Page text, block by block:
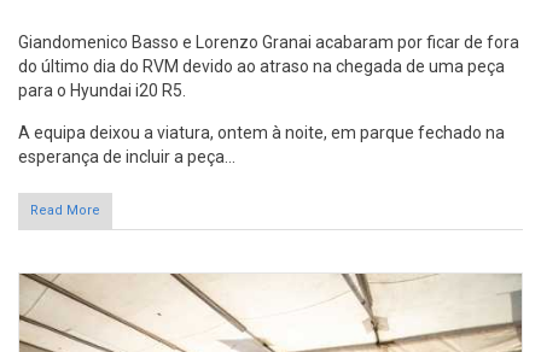
Giandomenico Basso e Lorenzo Granai acabaram por ficar de fora
do último dia do RVM devido ao atraso na chegada de uma peça
para o Hyundai i20 R5.
A equipa deixou a viatura, ontem à noite, em parque fechado na
esperança de incluir a peça...
Read More